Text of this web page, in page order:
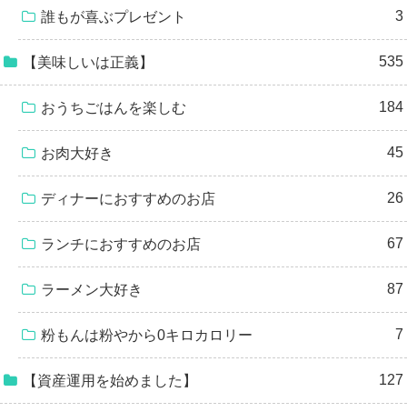
誰もが喜ぶプレゼント 3
【美味しいは正義】 535
おうちごはんを楽しむ 184
お肉大好き 45
ディナーにおすすめのお店 26
ランチにおすすめのお店 67
ラーメン大好き 87
粉もんは粉やから0キロカロリー 7
【資産運用を始めました】 127